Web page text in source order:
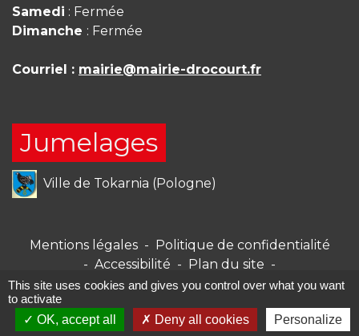
Samedi : Fermée
Dimanche : Fermée
Courriel : mairie@mairie-drocourt.fr
Jumelages
Ville de Tokarnia (Pologne)
Mentions légales -
Politique de confidentialité
- Accessibilité - Plan du site -
Gestion des cookies
Site créé en partenariat avec Réseau des Communes
This site uses cookies and gives you control over what you want
to activate
OK, accept all
Deny all cookies Personalize